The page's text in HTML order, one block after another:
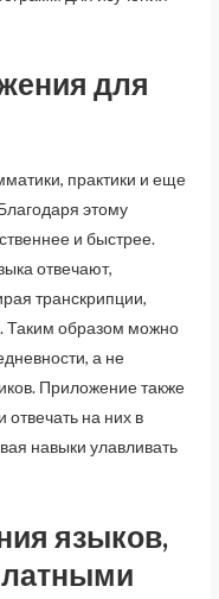
для
практики и еще
этому
и быстрее.
отвечают,
транскрипции,
Таким образом можно
а не
Приложение также
отвечать на них в
навыки улавливать
языков,